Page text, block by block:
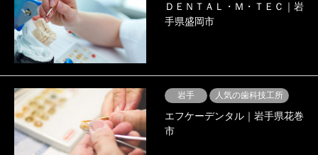
ＤＥＮＴＡＬ・Ｍ・ＴＥＣ｜岩
手県盛岡市
岩手 人気の歯科技工所
エフケーデンタル｜岩手県花巻
市